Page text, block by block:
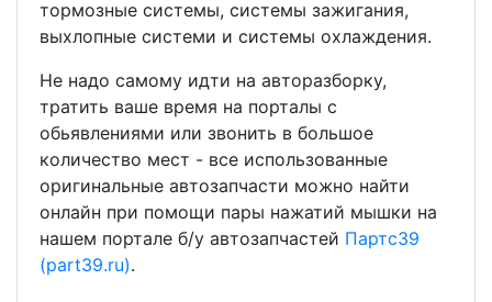
тормозные системы, системы зажигания,
выхлопные системи и системы охлаждения.
Не надо самому идти на авторазборку,
тратить ваше время на порталы с
обьявлениями или звонить в большое
количество мест - все использованные
оригинальные автозапчасти можно найти
онлайн при помощи пары нажатий мышки на
нашем портале б/у автозапчастей Партс39
(part39.ru).